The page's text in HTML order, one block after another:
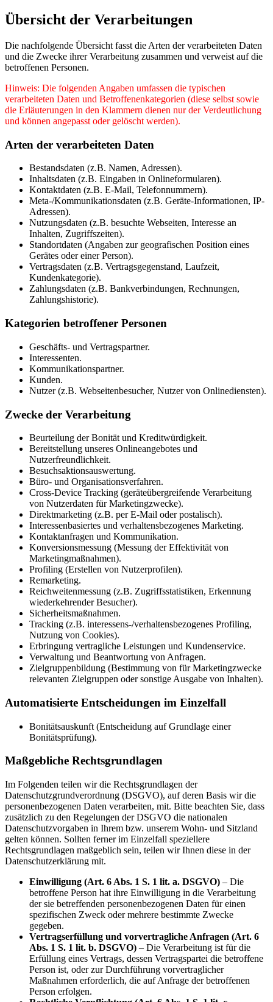
Übersicht der Verarbeitungen
Die nachfolgende Übersicht fasst die Arten der verarbeiteten Daten
und die Zwecke ihrer Verarbeitung zusammen und verweist auf die
betroffenen Personen.
Hinweis: Die folgenden Angaben umfassen die typischen
verarbeiteten Daten und Betroffenenkategorien (diese selbst sowie
die Erläuterungen in den Klammern dienen nur der Verdeutlichung
und können angepasst oder gelöscht werden).
Arten der verarbeiteten Daten
Bestandsdaten (z.B. Namen, Adressen).
Inhaltsdaten (z.B. Eingaben in Onlineformularen).
Kontaktdaten (z.B. E-Mail, Telefonnummern).
Meta-/Kommunikationsdaten (z.B. Geräte-Informationen, IP-
Adressen).
Nutzungsdaten (z.B. besuchte Webseiten, Interesse an
Inhalten, Zugriffszeiten).
Standortdaten (Angaben zur geografischen Position eines
Gerätes oder einer Person).
Vertragsdaten (z.B. Vertragsgegenstand, Laufzeit,
Kundenkategorie).
Zahlungsdaten (z.B. Bankverbindungen, Rechnungen,
Zahlungshistorie).
Kategorien betroffener Personen
Geschäfts- und Vertragspartner.
Interessenten.
Kommunikationspartner.
Kunden.
Nutzer (z.B. Webseitenbesucher, Nutzer von Onlinediensten).
Zwecke der Verarbeitung
Beurteilung der Bonität und Kreditwürdigkeit.
Bereitstellung unseres Onlineangebotes und
Nutzerfreundlichkeit.
Besuchsaktionsauswertung.
Büro- und Organisationsverfahren.
Cross-Device Tracking (geräteübergreifende Verarbeitung
von Nutzerdaten für Marketingzwecke).
Direktmarketing (z.B. per E-Mail oder postalisch).
Interessenbasiertes und verhaltensbezogenes Marketing.
Kontaktanfragen und Kommunikation.
Konversionsmessung (Messung der Effektivität von
Marketingmaßnahmen).
Profiling (Erstellen von Nutzerprofilen).
Remarketing.
Reichweitenmessung (z.B. Zugriffsstatistiken, Erkennung
wiederkehrender Besucher).
Sicherheitsmaßnahmen.
Tracking (z.B. interessens-/verhaltensbezogenes Profiling,
Nutzung von Cookies).
Erbringung vertragliche Leistungen und Kundenservice.
Verwaltung und Beantwortung von Anfragen.
Zielgruppenbildung (Bestimmung von für Marketingzwecke
relevanten Zielgruppen oder sonstige Ausgabe von Inhalten).
Automatisierte Entscheidungen im Einzelfall
Bonitätsauskunft (Entscheidung auf Grundlage einer
Bonitätsprüfung).
Maßgebliche Rechtsgrundlagen
Im Folgenden teilen wir die Rechtsgrundlagen der
Datenschutzgrundverordnung (DSGVO), auf deren Basis wir die
personenbezogenen Daten verarbeiten, mit. Bitte beachten Sie, dass
zusätzlich zu den Regelungen der DSGVO die nationalen
Datenschutzvorgaben in Ihrem bzw. unserem Wohn- und Sitzland
gelten können. Sollten ferner im Einzelfall speziellere
Rechtsgrundlagen maßgeblich sein, teilen wir Ihnen diese in der
Datenschutzerklärung mit.
Einwilligung (Art. 6 Abs. 1 S. 1 lit. a. DSGVO) – Die
betroffene Person hat ihre Einwilligung in die Verarbeitung
der sie betreffenden personenbezogenen Daten für einen
spezifischen Zweck oder mehrere bestimmte Zwecke
gegeben.
Vertragserfüllung und vorvertragliche Anfragen (Art. 6
Abs. 1 S. 1 lit. b. DSGVO) – Die Verarbeitung ist für die
Erfüllung eines Vertrags, dessen Vertragspartei die betroffene
Person ist, oder zur Durchführung vorvertraglicher
Maßnahmen erforderlich, die auf Anfrage der betroffenen
Person erfolgen.